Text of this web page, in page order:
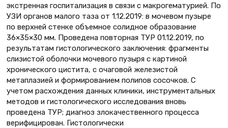
экстренная госпитализация в связи с макрогематурией. По
УЗИ органов малого таза от 1.12.2019: в мочевом пузыре
по верхней стенке объемное солидное образование
36×35×30 мм. Проведена повторная ТУР 01.12.2019, по
результатам гистологического заключения: фрагменты
слизистой оболочки мочевого пузыря с картиной
хронического цистита, с очаговой железистой
метаплазией и формированием полипов сосочков. С
учетом расхождения данных клиники, инструментальных
методов и гистологического исследования вновь
проведена ТУР; диагноз злокачественного процесса
верифицирован. Гистологически